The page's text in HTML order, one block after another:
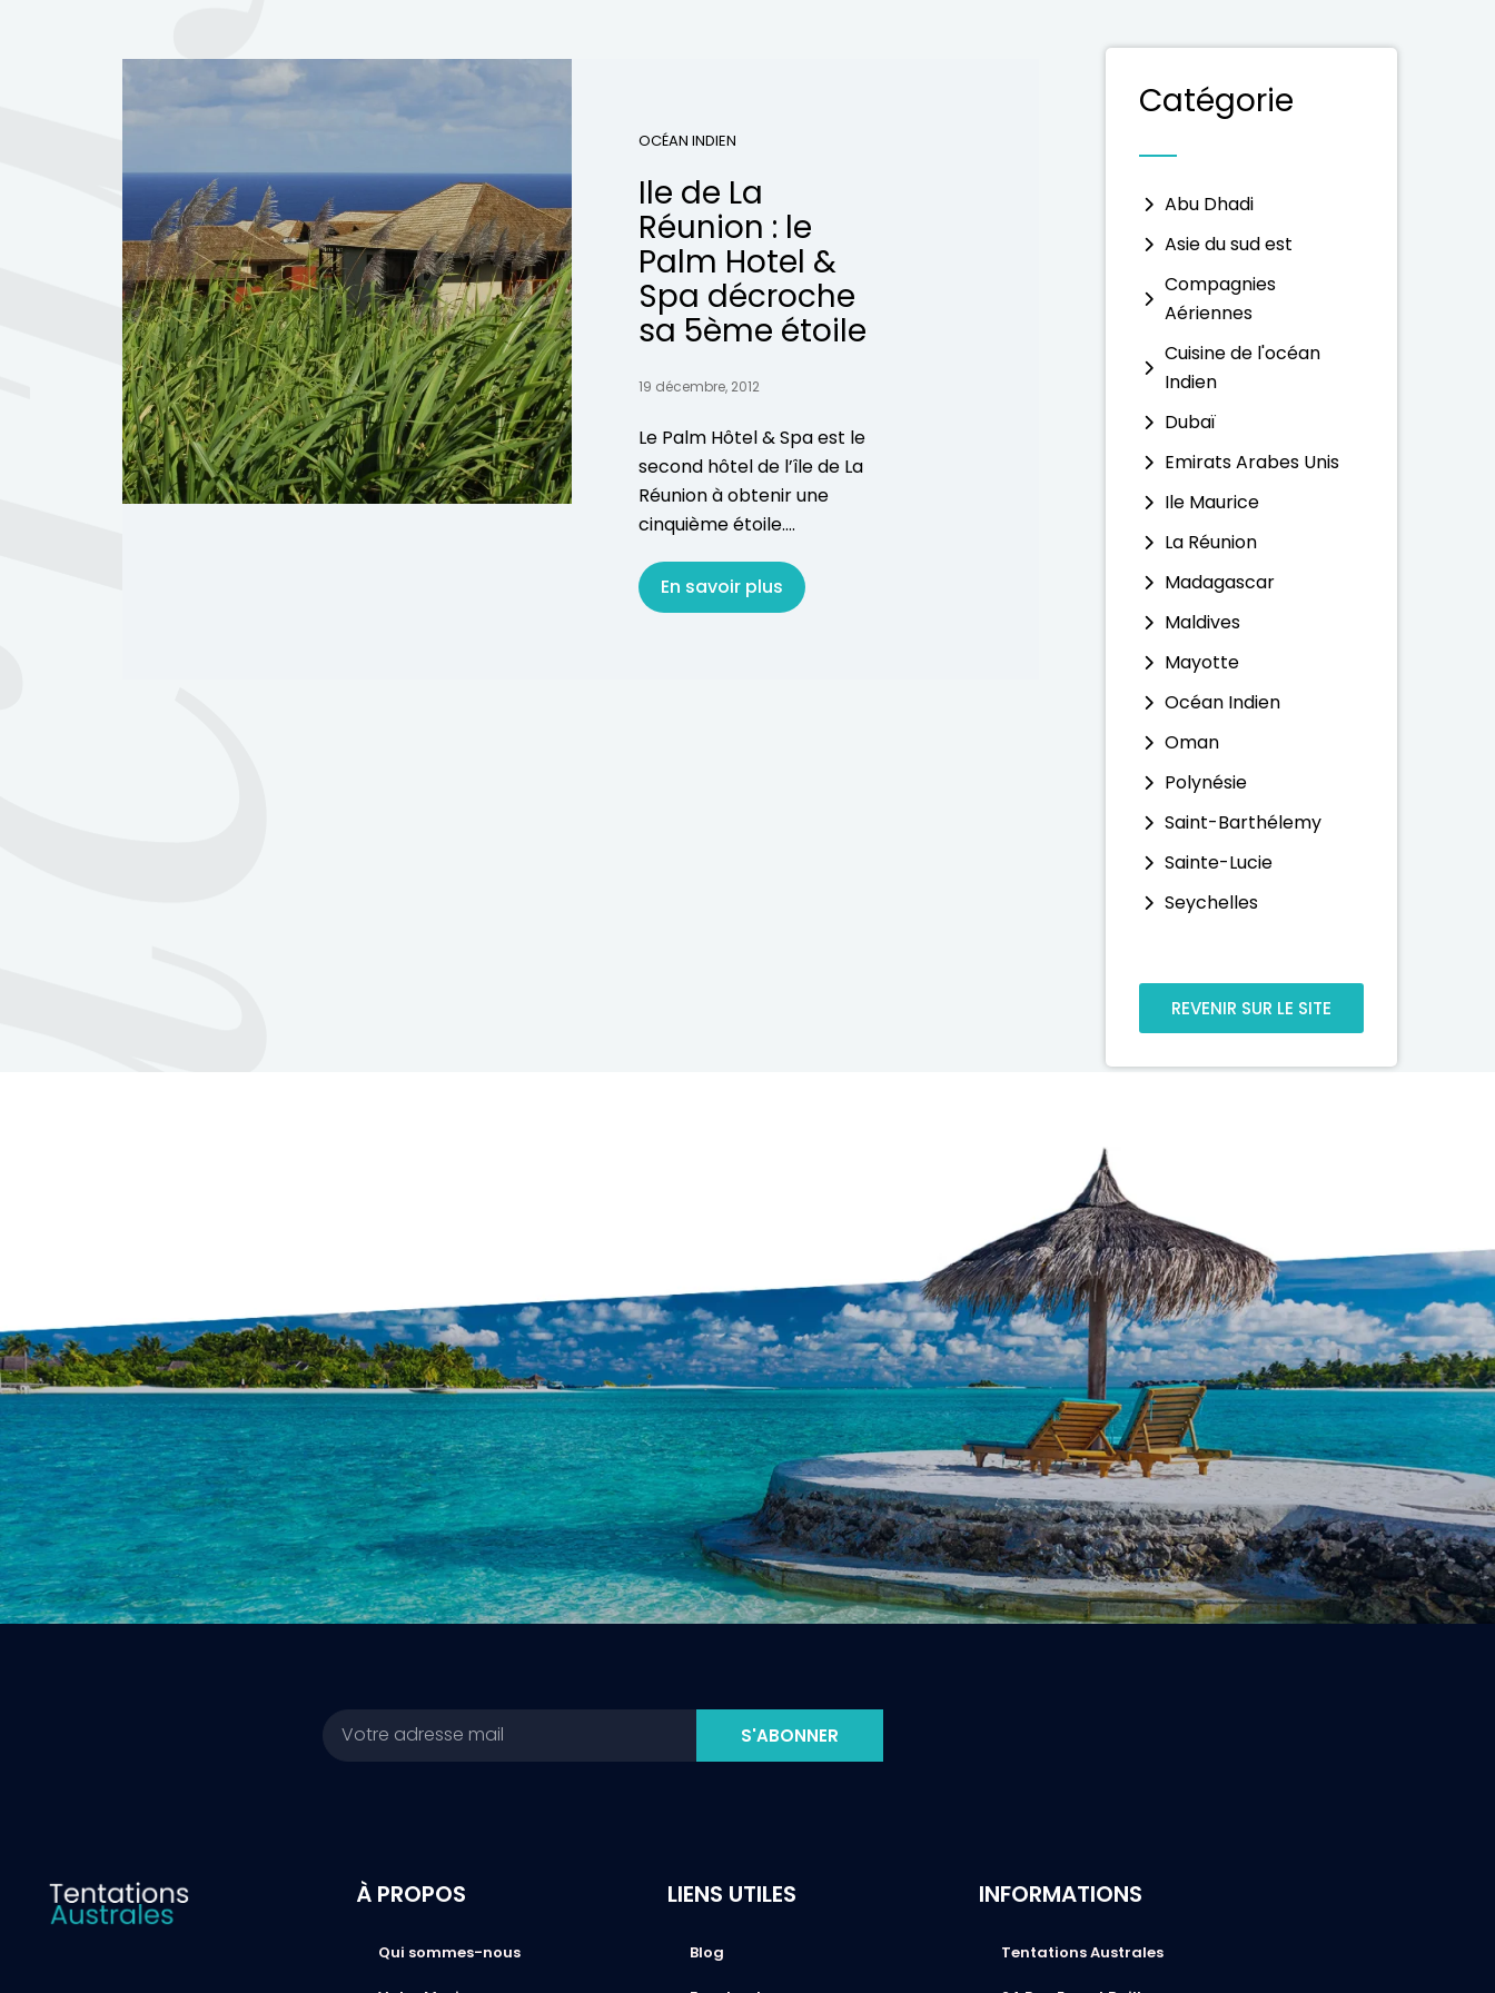
OCÉAN INDIEN
Ile de La
Réunion : le
Palm Hotel &
Spa décroche
sa 5ème étoile
19 décembre, 2012
Le Palm Hôtel & Spa est le
second hôtel de l’île de La
Réunion à obtenir une
cinquième étoile....
En savoir plus
Catégorie
Abu Dhadi
Asie du sud est
Compagnies
Aériennes
Cuisine de l'océan
Indien
Dubaï
Emirats Arabes Unis
Ile Maurice
La Réunion
Madagascar
Maldives
Mayotte
Océan Indien
Oman
Polynésie
Saint-Barthélemy
Sainte-Lucie
Seychelles
REVENIR SUR LE SITE
Email
S'ABONNER
À PROPOS
Qui sommes-nous
LIENS UTILES
Blog
INFORMATIONS
Tentations Australes